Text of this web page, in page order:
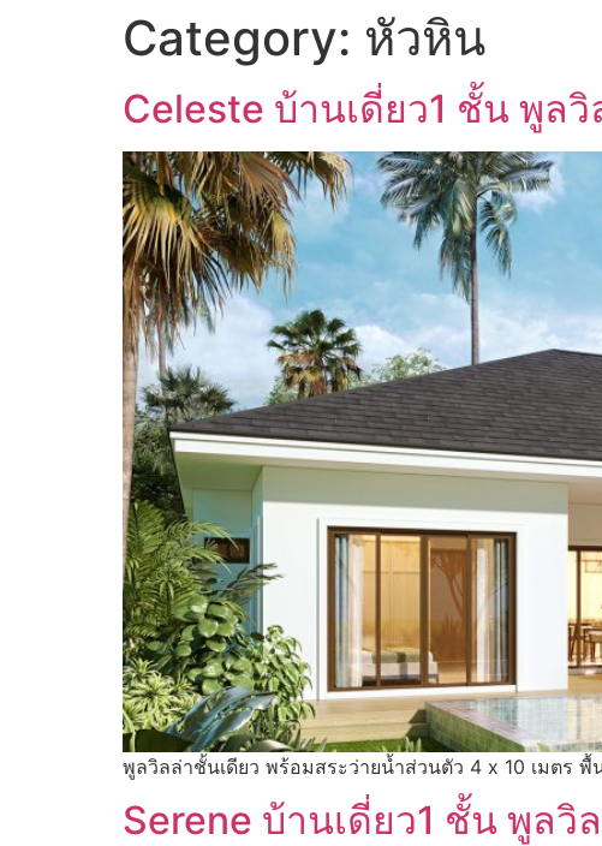
Category: หัวหิน
Celeste บ้านเดี่ยว1 ชั้น พูลวิ
พูลวิลล่าชั้นเดียว พร้อมสระว่ายน้ำส่วนตัว 4 x 10 เมตร
Serene บ้านเดี่ยว1 ชั้น พูลวิ